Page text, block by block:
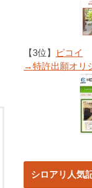
【3位】
ピコイ
→特許出願オリ
シロアリ人気